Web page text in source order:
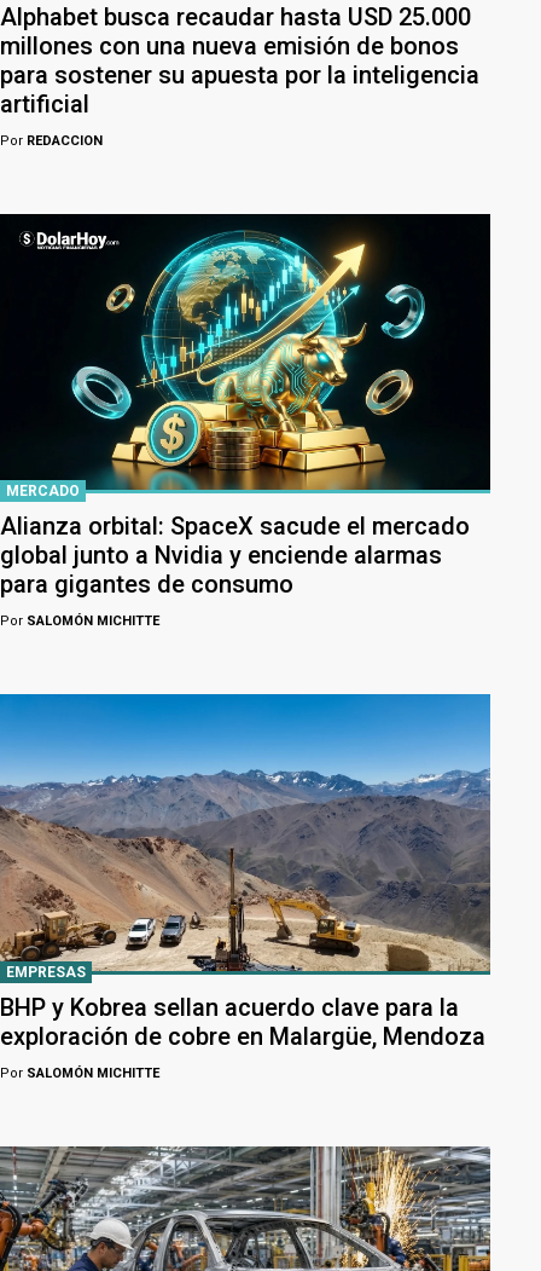
Alphabet busca recaudar hasta USD 25.000
millones con una nueva emisión de bonos
para sostener su apuesta por la inteligencia
artificial
Por REDACCION
MERCADO
Alianza orbital: SpaceX sacude el mercado
global junto a Nvidia y enciende alarmas
para gigantes de consumo
Por SALOMÓN MICHITTE
EMPRESAS
BHP y Kobrea sellan acuerdo clave para la
exploración de cobre en Malargüe, Mendoza
Por SALOMÓN MICHITTE